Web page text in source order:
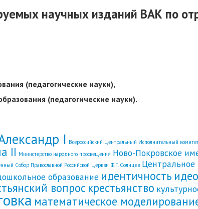
научных изданий ВАК по
(педагогические науки),
(педагогические науки).
I Всероссийский Центральный Исполнительный
II Министерство народного просвещения Ново-Покровское
Собор Православной Российской Церкви Ф.Г. Солнцев
образование идентичность
вопрос крестьянство
математическое